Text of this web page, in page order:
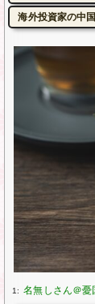
海外投資家の中
1: